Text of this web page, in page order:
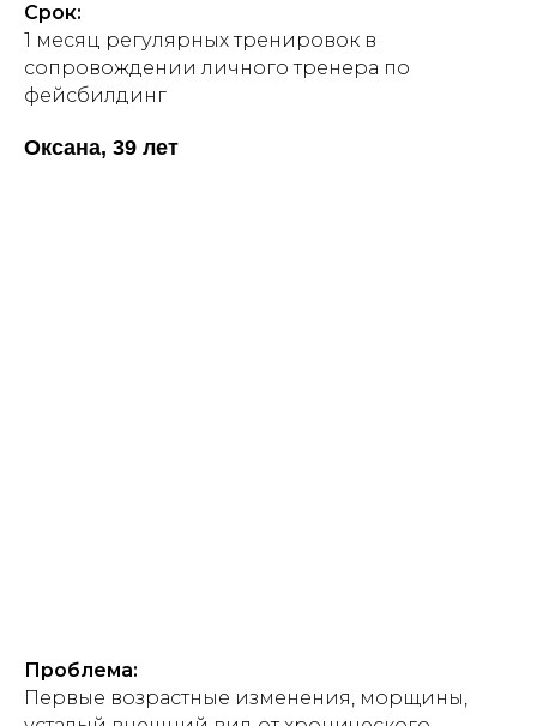
Срок:
1 месяц регулярных тренировок в
сопровождении личного тренера по
фейсбилдинг
Оксана, 39 лет
Проблема:
Первые возрастные изменения, морщины,